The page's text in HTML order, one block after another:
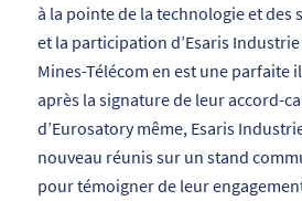
à la pointe de la technologie et des
et la participation d’Esaris
Mines-Télécom en est une parfaite
après la signature de leur accord-
d’Eurosatory même, Esaris
nouveau réunis sur un stand
pour témoigner de leur